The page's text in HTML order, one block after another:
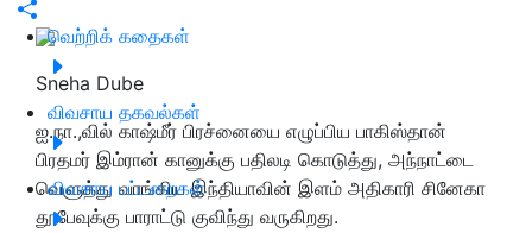
வெற்றிக் கதைகள்
விவசாய தகவல்கள்
விவசாய பட்டறைகள்
Sneha Dube
ஐ.நா.,வில் காஷ்மீர் பிரச்னையை எழுப்பிய பாகிஸ்தான்
பிரதமர் இம்ரான் கானுக்கு பதிலடி கொடுத்து, அந்நாட்டை
வெளுத்து வாங்கிய இந்தியாவின் இளம் அதிகாரி சினேகா
தூபேவுக்கு பாராட்டு குவிந்து வருகிறது.